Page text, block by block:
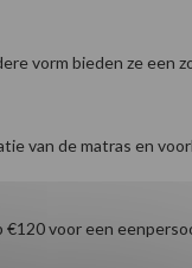
vorm bieden ze
van de matras en
voor een